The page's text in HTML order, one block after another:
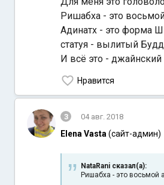
Ришабха - это
Адинатх - это форма
статуя - вылитый
И всё это - джайнский
Нравится
3 04 авг. 2018
Elena Vasta (сайт-админ)
NataRani сказал(а):
Ришабха - это восьмой